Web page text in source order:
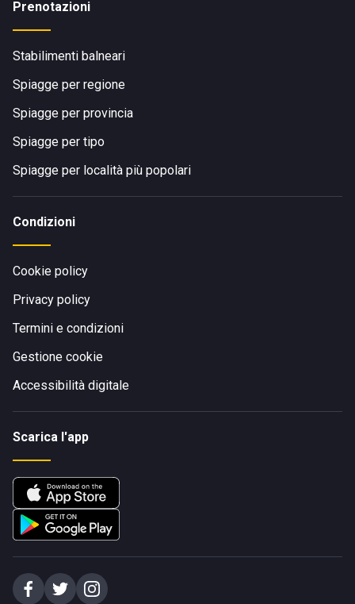
Prenotazioni
Stabilimenti balneari
Spiagge per regione
Spiagge per provincia
Spiagge per tipo
Spiagge per località più popolari
Condizioni
Cookie policy
Privacy policy
Termini e condizioni
Gestione cookie
Accessibilità digitale
Scarica l'app